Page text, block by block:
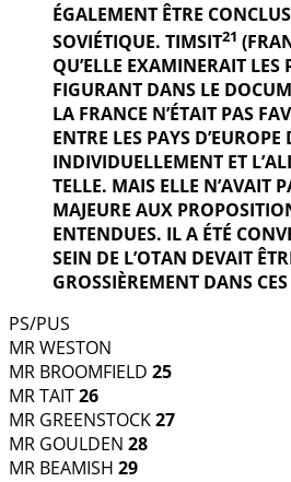
ÉGALEMENT ÊTRE
SOVIÉTIQUE. TIMSIT21
QU’ELLE EXAMINERAIT LES
FIGURANT DANS LE
LA FRANCE N’ÉTAIT PAS
ENTRE LES PAYS D’EUROPE
INDIVIDUELLEMENT ET
TELLE. MAIS ELLE N’AVAIT
MAJEURE AUX
ENTENDUES. IL A ÉTÉ
SEIN DE L’OTAN DEVAIT
GROSSIÈREMENT DANS
PS/PUS
MR WESTON
MR BROOMFIELD 25
MR TAIT26
MR GREENSTOCK27
MR GOULDEN 28
MR BEAMISH 29